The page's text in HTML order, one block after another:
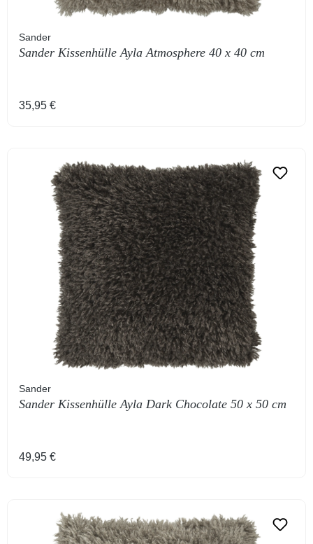
Sander
Sander Kissenhülle Ayla Atmosphere 40 x 40 cm
Regulärer Preis:
35,95 €
Sander
Sander Kissenhülle Ayla Dark Chocolate 50 x 50 cm
Regulärer Preis:
49,95 €